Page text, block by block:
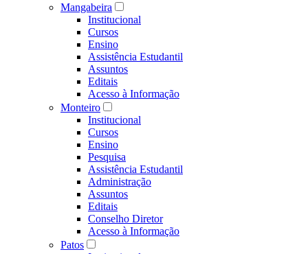
Mangabeira
Institucional
Cursos
Ensino
Assistência Estudantil
Assuntos
Editais
Acesso à Informação
Monteiro
Institucional
Cursos
Ensino
Pesquisa
Assistência Estudantil
Administração
Assuntos
Editais
Conselho Diretor
Acesso à Informação
Patos